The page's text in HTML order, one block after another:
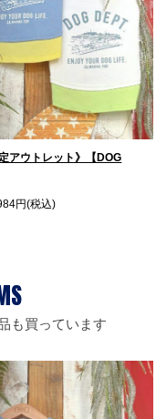
アウトレット》【DOG
円(税込)
も買っています